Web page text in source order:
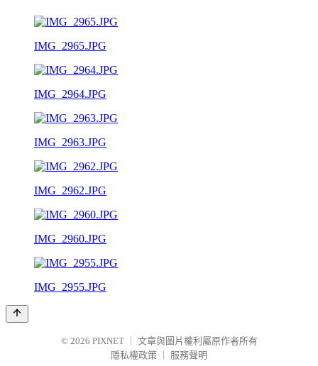
IMG_2965.JPG
IMG_2964.JPG
IMG_2963.JPG
IMG_2962.JPG
IMG_2960.JPG
IMG_2955.JPG
© 2026 PIXNET
文章與圖片權利屬原作者所有
隱私權政策
服務聲明